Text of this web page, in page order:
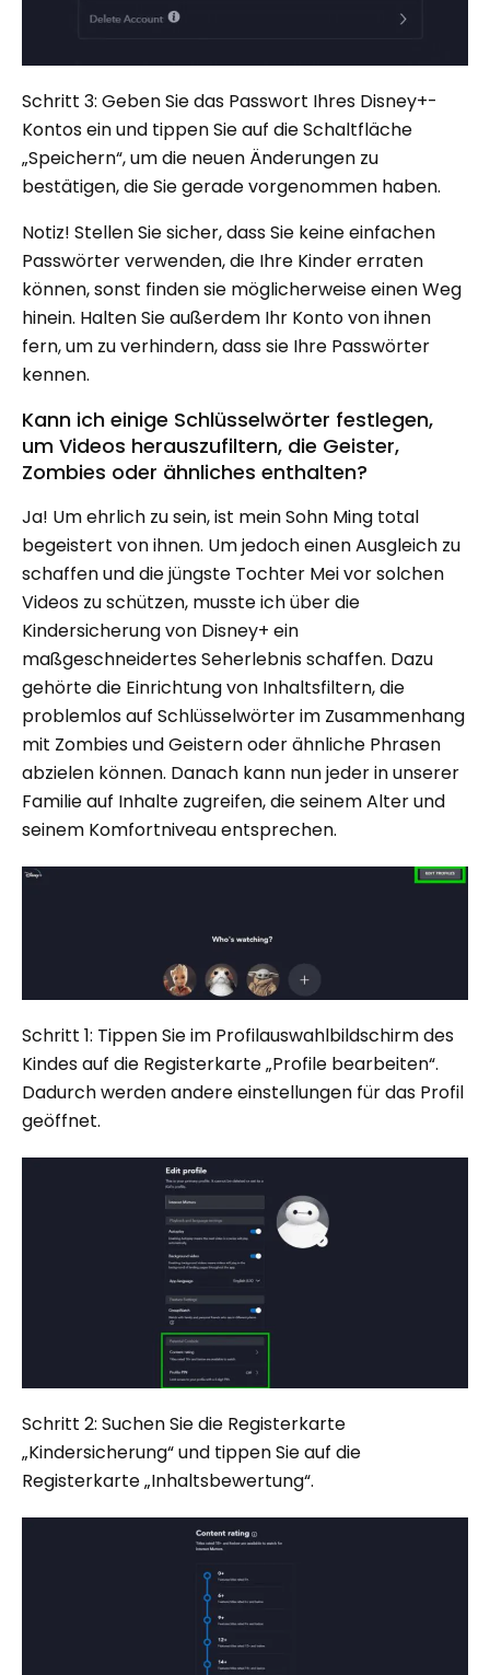
Schritt 3: Geben Sie das Passwort Ihres Disney+-
Kontos ein und tippen Sie auf die Schaltfläche
„Speichern“, um die neuen Änderungen zu
bestätigen, die Sie gerade vorgenommen haben.
Notiz! Stellen Sie sicher, dass Sie keine einfachen
Passwörter verwenden, die Ihre Kinder erraten
können, sonst finden sie möglicherweise einen Weg
hinein. Halten Sie außerdem Ihr Konto von ihnen
fern, um zu verhindern, dass sie Ihre Passwörter
kennen.
Kann ich einige Schlüsselwörter festlegen,
um Videos herauszufiltern, die Geister,
Zombies oder ähnliches enthalten?
Ja! Um ehrlich zu sein, ist mein Sohn Ming total
begeistert von ihnen. Um jedoch einen Ausgleich zu
schaffen und die jüngste Tochter Mei vor solchen
Videos zu schützen, musste ich über die
Kindersicherung von Disney+ ein
maßgeschneidertes Seherlebnis schaffen. Dazu
gehörte die Einrichtung von Inhaltsfiltern, die
problemlos auf Schlüsselwörter im Zusammenhang
mit Zombies und Geistern oder ähnliche Phrasen
abzielen können. Danach kann nun jeder in unserer
Familie auf Inhalte zugreifen, die seinem Alter und
seinem Komfortniveau entsprechen.
Schritt 1: Tippen Sie im Profilauswahlbildschirm des
Kindes auf die Registerkarte „Profile bearbeiten“.
Dadurch werden andere einstellungen für das Profil
geöffnet.
Schritt 2: Suchen Sie die Registerkarte
„Kindersicherung“ und tippen Sie auf die
Registerkarte „Inhaltsbewertung“.